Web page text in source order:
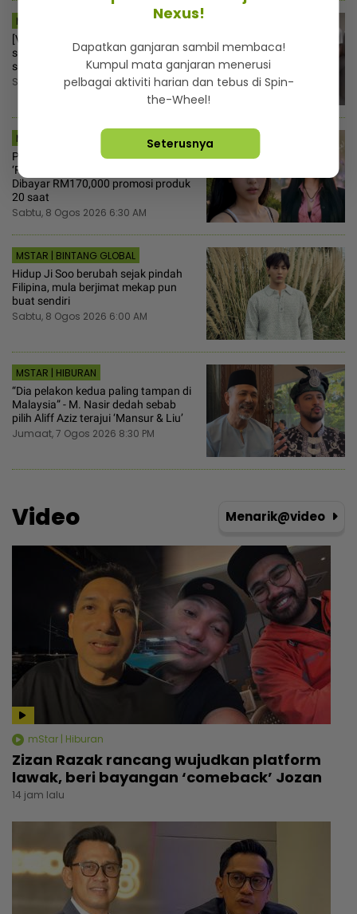
MSTAR | DUNIA
[V] Tandas OKU jadi ‘port’ cuci
superbike! Ramai geram pemuda
salah guna fasiliti awam
Sabtu, 8 Ogos 2026 7:00 AM
MSTAR | BINTANG GLOBAL
Pelakon AI lagi popular di China,
‘Fang Taozi’ kaya macam manusia...
Dibayar RM170,000 promosi produk
20 saat
Sabtu, 8 Ogos 2026 6:30 AM
MSTAR | BINTANG GLOBAL
Hidup Ji Soo berubah sejak pindah
Filipina, mula berjimat mekap pun
buat sendiri
Sabtu, 8 Ogos 2026 6:00 AM
MSTAR | HIBURAN
“Dia pelakon kedua paling tampan di
Malaysia” - M. Nasir dedah sebab
pilih Aliff Aziz terajui ‘Mansur & Liu’
Jumaat, 7 Ogos 2026 8:30 PM
Video Menarik@video
mStar | Hiburan
Zizan Razak rancang wujudkan platform
lawak, beri bayangan ‘comeback’ Jozan
14 jam lalu
Nexus!
Dapatkan ganjaran sambil membaca!
Kumpul mata ganjaran menerusi
pelbagai aktiviti harian dan tebus di Spin-
the-Wheel!
Seterusnya